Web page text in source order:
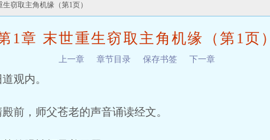
窃取主角机缘（第1页）
1章 末世重生窃取主角机缘（第1页）
上一章 章节目录 保存书签 下一章
观内。
前，师父苍老的声音诵读经文。